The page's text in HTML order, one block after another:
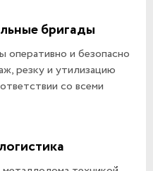
бригады
оперативно и безопасно
резку и утилизацию
со всеми